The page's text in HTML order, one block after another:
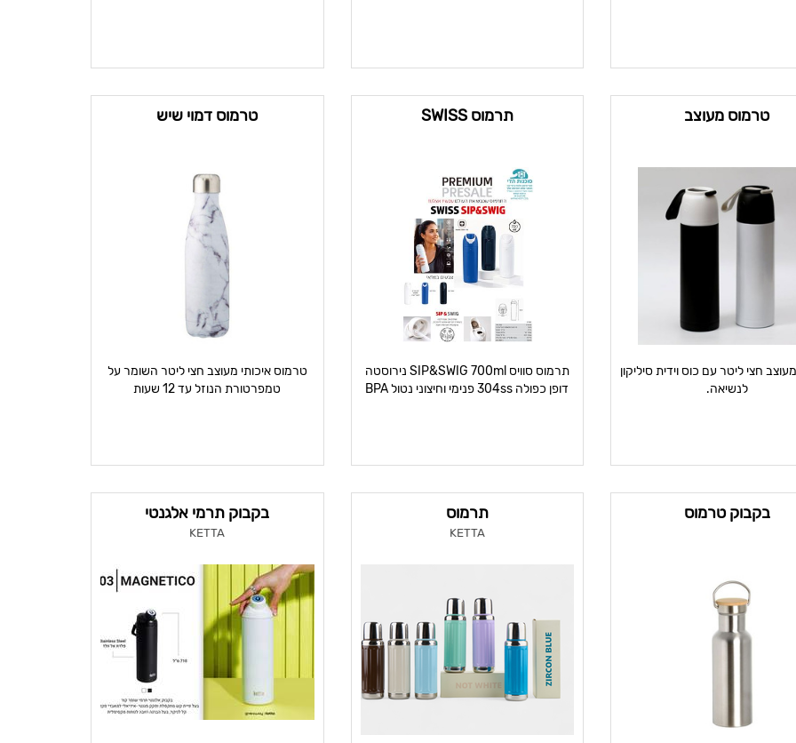
טרמוס מעוצב
חצי ליטר עם כוס וידית סיליקון
לנשיאה.
תרמוס SWISS
תרמוס סוויס SIP&SWIG 700ml נירוסטה
דופן כפולה 304ss פנימי וחיצוני נטול BPA
טרמוס דמוי שיש
טרמוס איכותי מעוצב חצי ליטר השומר על
טמפרטורת הנוזל עד 12 שעות
בקבוק טרמוס תרמוס
KETTA
בקבוק תרמי אלגנטי
KETTA